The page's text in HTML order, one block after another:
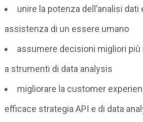
unire la potenza dell’analisi dati
assistenza di un essere umano
assumere decisioni migliori più
a strumenti di data analysis
migliorare la customer
efficace strategia API e di data